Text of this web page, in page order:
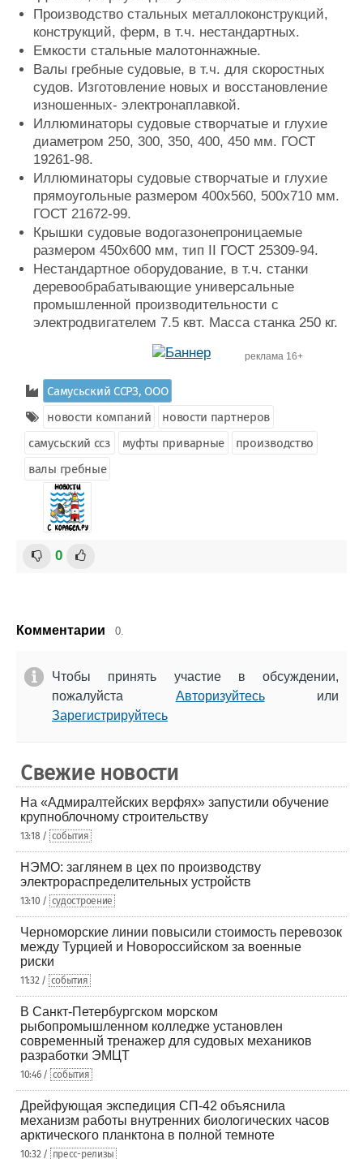
Производство стальных металлоконструкций,
конструкций, ферм, в т.ч. нестандартных.
Емкости стальные малотоннажные.
Валы гребные судовые, в т.ч. для скоростных
судов. Изготовление новых и восстановление
изношенных- электронаплавкой.
Иллюминаторы судовые створчатые и глухие
диаметром 250, 300, 350, 400, 450 мм. ГОСТ
19261-98.
Иллюминаторы судовые створчатые и глухие
прямоугольные размером 400х560, 500х710 мм.
ГОСТ 21672-99.
Крышки судовые водогазонепроницаемые
размером 450х600 мм, тип II ГОСТ 25309-94.
Нестандартное оборудование, в т.ч. станки
деревообрабатывающие универсальные
промышленной производительности с
электродвигателем 7.5 квт. Масса станка 250 кг.
реклама 16+
Самусьский CCРЗ, ООО
новости компаний
новости партнеров
самусьский ссз
муфты приварные
производство
валы гребные
0
Комментарии 0.
Чтобы принять участие в обсуждении,
пожалуйста Авторизуйтесьили
Зарегистрируйтесь
Свежие новости
На «Адмиралтейских верфях» запустили обучение
крупноблочному строительству
13:18 / события
НЭМО: заглянем в цех по производству
электрораспределительных устройств
13:10 / судостроение
Черноморские линии повысили стоимость перевозок
между Турцией и Новороссийском за военные
риски
11:32 / события
В Санкт-Петербургском морском
рыбопромышленном колледже установлен
современный тренажер для судовых механиков
разработки ЭМЦТ
10:46 / события
Дрейфующая экспедиция СП-42 объяснила
механизм работы внутренних биологических часов
арктического планктона в полной темноте
10:32 / пресс-релизы